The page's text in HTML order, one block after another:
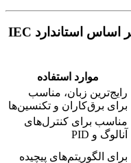
4. زبان‌های برنامه‌نویسی PLC (بر اساس استاندارد IEC
موارد استفاده
رایج‌ترین زبان، مناسب
برای برق‌کاران و تکنسین‌ها
مناسب برای کنترل‌های
آنالوگ و PID
برای الگوریتم‌های پیچیده